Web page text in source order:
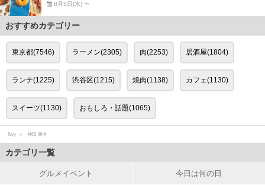
8月5日(水) 〜
おすすめカテゴリー
東京都(7546) ラーメン(2305) 肉(2253) 居酒屋(1804)
ランチ(1225) 渋谷区(1215) 焼肉(1138) カフェ(1130)
スイーツ(1130) おもしろ・話題(1065)
favy 神田 勝本
カテゴリ一覧
グルメイベント 今日は何の日